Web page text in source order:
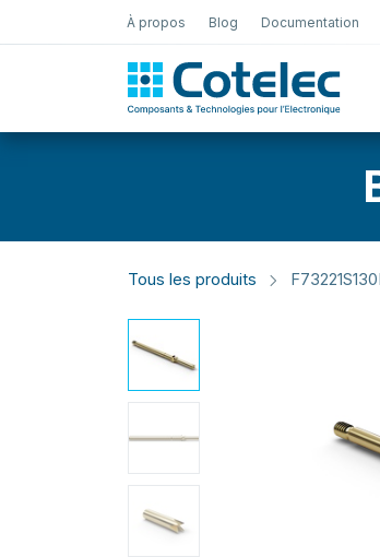
À propos Blog Documentation
Tous les produits